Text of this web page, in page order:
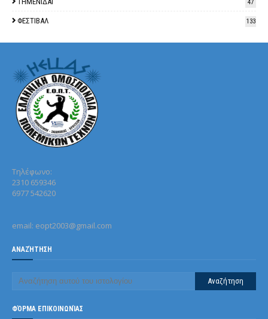
47
ΦΕΣΤΙΒΑΛ 133
Τηλέφωνo:
2310 659346
6977 542620
email: eopt2003@gmail.com
ΑΝΑΖΉΤΗΣΗ
ΦΌΡΜΑ ΕΠΙΚΟΙΝΩΝΊΑΣ